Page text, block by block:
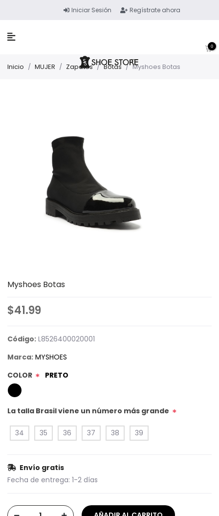
Iniciar Sesión Regístrate ahora
0
Inicio / MUJER / Zapatos / Botas / Myshoes Botas
Myshoes Botas
$41.99
Código: L8526400020001
Marca: MYSHOES
COLOR * PRETO
La talla Brasil viene un número más grande *
34 35 36 37 38 39
Envío gratis
Fecha de entrega: 1-2 días